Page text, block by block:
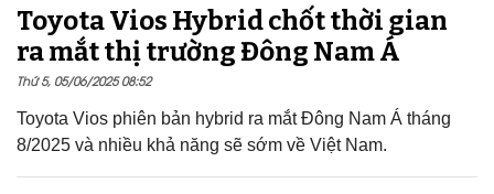
Toyota Vios Hybrid chốt thời gian
ra mắt thị trường Đông Nam Á
Thứ 5, 05/06/2025 08:52
Toyota Vios phiên bản hybrid ra mắt Đông Nam Á tháng
8/2025 và nhiều khả năng sẽ sớm về Việt Nam.